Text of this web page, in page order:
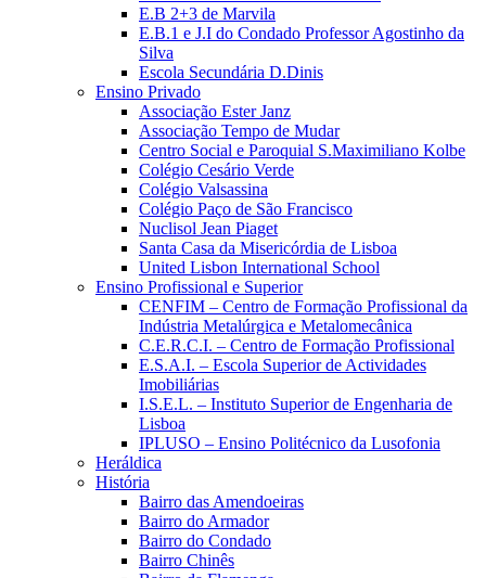
E.B 2+3 de Marvila
E.B.1 e J.I do Condado Professor Agostinho da
Silva
Escola Secundária D.Dinis
Ensino Privado
Associação Ester Janz
Associação Tempo de Mudar
Centro Social e Paroquial S.Maximiliano Kolbe
Colégio Cesário Verde
Colégio Valsassina
Colégio Paço de São Francisco
Nuclisol Jean Piaget
Santa Casa da Misericórdia de Lisboa
United Lisbon International School
Ensino Profissional e Superior
CENFIM – Centro de Formação Profissional da
Indústria Metalúrgica e Metalomecânica
C.E.R.C.I. – Centro de Formação Profissional
E.S.A.I. – Escola Superior de Actividades
Imobiliárias
I.S.E.L. – Instituto Superior de Engenharia de
Lisboa
IPLUSO – Ensino Politécnico da Lusofonia
Heráldica
História
Bairro das Amendoeiras
Bairro do Armador
Bairro do Condado
Bairro Chinês